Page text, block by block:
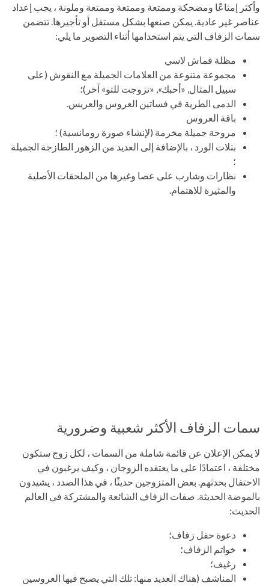
وأكثر إمتاعًا ومضحكة وممتعة وممتعة وممتعة وملونة ، يجب إعداد
عناصر غير عادية. يمكن صنعها بشكل مستقل أو تأجيرها. تتضمن
سمات الزفاف التي يتم استخدامها أثناء التصوير ما يلي:
مظلة قماش لاسي
مجموعة متنوعة من العلامات الجميلة مع النقوش (على
سبيل المثال, «أحبك», «تزوجت للتو» آخر)؛
الدمى الطرية في فساتين العروس والعريس.
باقة العروس
مروحة جميلة مخرمة (لإنشاء صورة رومانسية) ؛
بتلات الورد ، بالإضافة إلى العديد من الزهور الطازجة الجميلة
؛
نظارات وشارب على عصا وغيرها من الملحقات الأصلية
والمثيرة للاهتمام.
سمات الزفاف الأكثر شعبية وضرورية
لا يمكن الإعلان عن قائمة شاملة من السمات ، لكل زوج ستكون
مختلفة ، اعتمادًا على ما يعتقده الزوجان ، وكيف يرغبون في
الاحتفال بحدثهم. بعض المتزوجين حديثًا ، في هذا الصدد ، يشيدون
بالموضة الحديثة. صفات الزفاف الشائعة والمشتركة في العالم
الحديث:
دعوة حفل زفاف؛
خواتم الزفاف؛
رغيف؛
المناشف (هناك العديد منها: تلك التي يصبح فيها العروسين